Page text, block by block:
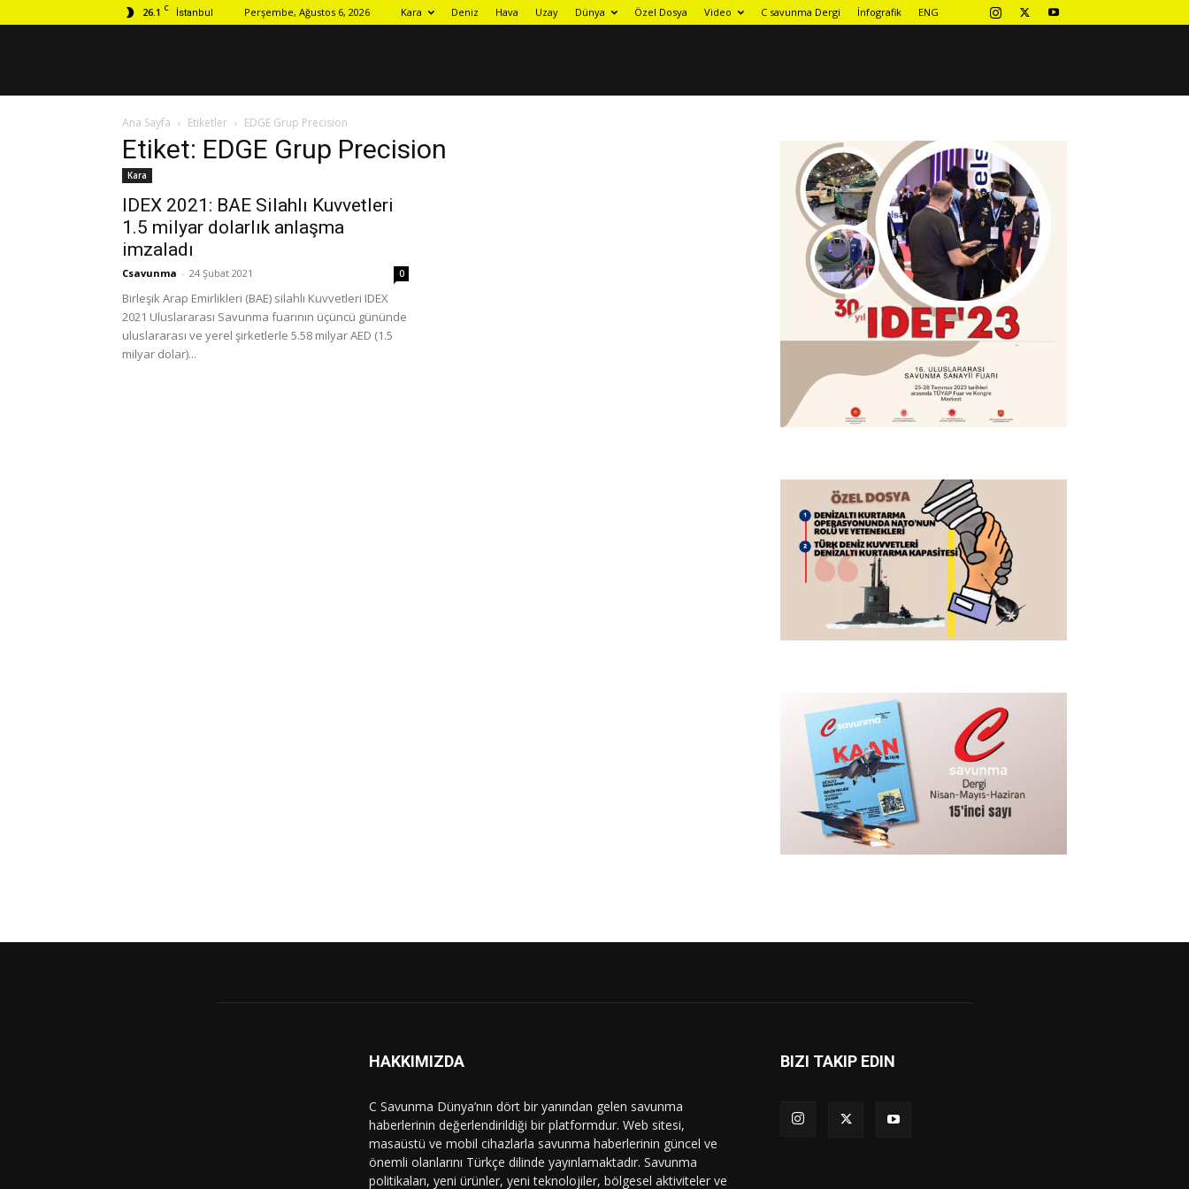
26.1 C İstanbul Perşembe, Ağustos 6, 2026 Kara Deniz Hava Uzay Dünya Özel Dosya Video C savunma Dergi İnfografik ENG
Ana Sayfa Etiketler EDGE Grup Precision
Etiket: EDGE Grup Precision
Kara
IDEX 2021: BAE Silahlı Kuvvetleri
1.5 milyar dolarlık anlaşma
imzaladı
Csavunma - 24 Şubat 2021 0
Birleşik Arap Emirlikleri (BAE) silahlı Kuvvetleri IDEX
2021 Uluslararası Savunma fuarının üçüncü gününde
uluslararası ve yerel şirketlerle 5.58 milyar AED (1.5
milyar dolar)...
HAKKIMIZDA
C Savunma Dünya’nın dört bir yanından gelen savunma
haberlerinin değerlendirildiği bir platformdur. Web sitesi,
masaüstü ve mobil cihazlarla savunma haberlerinin güncel ve
önemli olanlarını Türkçe dilinde yayınlamaktadır. Savunma
politikaları, yeni ürünler, yeni teknolojiler, bölgesel aktiviteler ve
BIZI TAKIP EDIN